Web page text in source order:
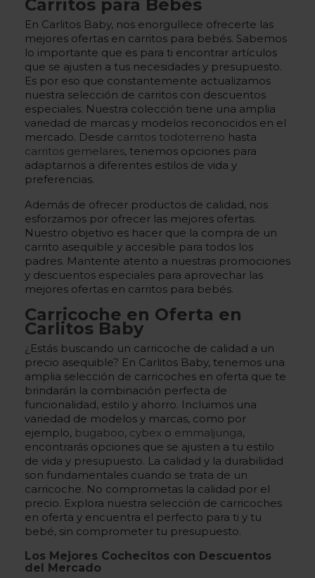
Carritos para Bebés
En Carlitos Baby, nos enorgullece ofrecerte las
mejores ofertas en carritos para bebés. Sabemos
lo importante que es para ti encontrar artículos
que se ajusten a tus necesidades y presupuesto.
Es por eso que constantemente actualizamos
nuestra selección de carritos con descuentos
especiales. Nuestra colección tiene una amplia
variedad de marcas y modelos reconocidos en el
mercado. Desde carritos todoterreno hasta
carritos gemelares, tenemos opciones para
adaptarnos a diferentes estilos de vida y
preferencias.
Además de ofrecer productos de calidad, nos
esforzamos por ofrecer las mejores ofertas.
Nuestro objetivo es hacer que la compra de un
carrito asequible y accesible para todos los
padres. Mantente atento a nuestras promociones
y descuentos especiales para aprovechar las
mejores ofertas en carritos para bebés.
Carricoche en Oferta en
Carlitos Baby
¿Estás buscando un carricoche de calidad a un
precio asequible? En Carlitos Baby, tenemos una
amplia selección de carricoches en oferta que te
brindarán la combinación perfecta de
funcionalidad, estilo y ahorro. Incluimos una
variedad de modelos y marcas, como por
ejemplo, bugaboo, cybex o emmaljunga,
encontrarás opciones que se ajusten a tu estilo
de vida y presupuesto. La calidad y la durabilidad
son fundamentales cuando se trata de un
carricoche. No comprometas la calidad por el
precio. Explora nuestra selección de carricoches
en oferta y encuentra el perfecto para ti y tu
bebé, sin comprometer tu presupuesto.
Los Mejores Cochecitos con Descuentos
del Mercado